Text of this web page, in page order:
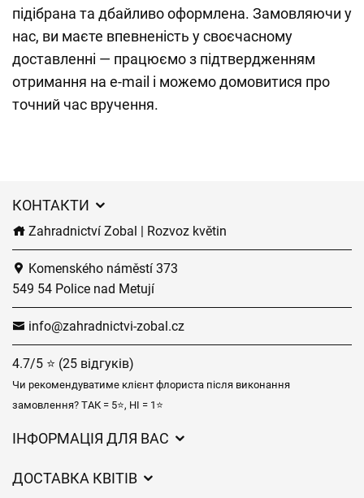
підібрана та дбайливо оформлена. Замовляючи у
нас, ви маєте впевненість у своєчасному
доставленні — працюємо з підтвердженням
отримання на e-mail і можемо домовитися про
точний час вручення.
КОНТАКТИ
Zahradnictví Zobal | Rozvoz květin
Komenského náměstí 373
549 54 Police nad Metují
info@zahradnictvi-zobal.cz
4.7/5 ⭐ (25 відгуків)
Чи рекомендуватиме клієнт флориста після виконання
замовлення? ТАК = 5⭐, НІ = 1⭐
ІНФОРМАЦІЯ ДЛЯ ВАС
Захист персональних даних
ДОСТАВКА КВІТІВ